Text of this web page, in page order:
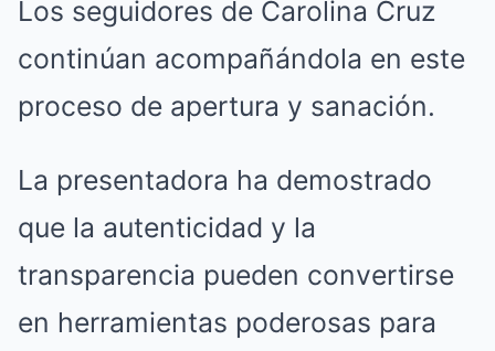
Los seguidores de Carolina Cruz
continúan acompañándola en este
proceso de apertura y sanación.
La presentadora ha demostrado
que la autenticidad y la
transparencia pueden convertirse
en herramientas poderosas para